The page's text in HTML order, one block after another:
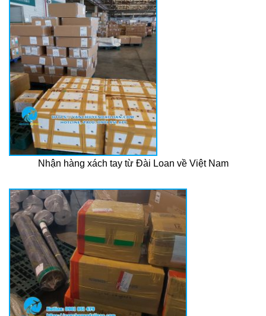
Nhận hàng xách tay từ Đài Loan về Việt Nam